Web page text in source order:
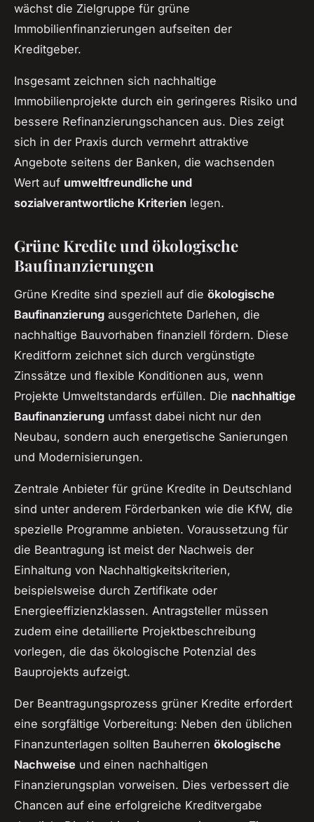
wächst die Zielgruppe für grüne
Immobilienfinanzierungen aufseiten der
Kreditgeber.
Insgesamt zeichnen sich nachhaltige
Immobilienprojekte durch ein geringeres Risiko und
bessere Refinanzierungschancen aus. Dies zeigt
sich in der Praxis durch vermehrt attraktive
Angebote seitens der Banken, die wachsenden
Wert auf umweltfreundliche und
sozialverantwortliche Kriterien legen.
Grüne Kredite und ökologische
Baufinanzierungen
Grüne Kredite sind speziell auf die ökologische
Baufinanzierung ausgerichtete Darlehen, die
nachhaltige Bauvorhaben finanziell fördern. Diese
Kreditform zeichnet sich durch vergünstigte
Zinssätze und flexible Konditionen aus, wenn
Projekte Umweltstandards erfüllen. Die nachhaltige
Baufinanzierung umfasst dabei nicht nur den
Neubau, sondern auch energetische Sanierungen
und Modernisierungen.
Zentrale Anbieter für grüne Kredite in Deutschland
sind unter anderem Förderbanken wie die KfW, die
spezielle Programme anbieten. Voraussetzung für
die Beantragung ist meist der Nachweis der
Einhaltung von Nachhaltigkeitskriterien,
beispielsweise durch Zertifikate oder
Energieeffizienzklassen. Antragsteller müssen
zudem eine detaillierte Projektbeschreibung
vorlegen, die das ökologische Potenzial des
Bauprojekts aufzeigt.
Der Beantragungsprozess grüner Kredite erfordert
eine sorgfältige Vorbereitung: Neben den üblichen
Finanzunterlagen sollten Bauherren ökologische
Nachweise und einen nachhaltigen
Finanzierungsplan vorweisen. Dies verbessert die
Chancen auf eine erfolgreiche Kreditvergabe